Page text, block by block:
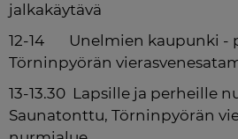
jalkakäytävä
12-14       Unelmien
Törninpyörän
13-13.30  Lapsille ja perheille
Saunatonttu, Törninpyörän